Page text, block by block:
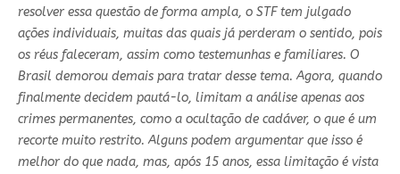
resolver essa questão de forma ampla, o STF tem julgado
ações individuais, muitas das quais já perderam o sentido, pois
os réus faleceram, assim como testemunhas e familiares. O
Brasil demorou demais para tratar desse tema. Agora, quando
finalmente decidem pautá-lo, limitam a análise apenas aos
crimes permanentes, como a ocultação de cadáver, o que é um
recorte muito restrito. Alguns podem argumentar que isso é
melhor do que nada, mas, após 15 anos, essa limitação é vista